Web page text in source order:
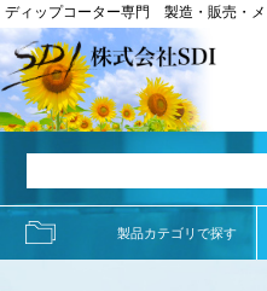
ディップコーター専門 製造・販売・メ
製品カテゴリで探す